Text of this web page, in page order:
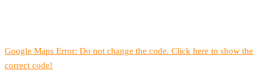
Google Maps Error: Do not change the code. Click here to show the
correct code!